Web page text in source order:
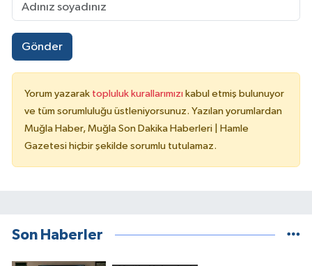
Gönder
Yorum yazarak topluluk kurallarımızı kabul etmiş bulunuyor
ve tüm sorumluluğu üstleniyorsunuz. Yazılan yorumlardan
Muğla Haber, Muğla Son Dakika Haberleri | Hamle
Gazetesi hiçbir şekilde sorumlu tutulamaz.
Son Haberler